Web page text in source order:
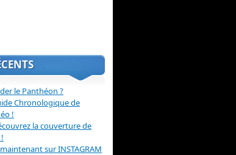
le Panthéon ?
Chronologique de
!
la couverture de
sur INSTAGRAM